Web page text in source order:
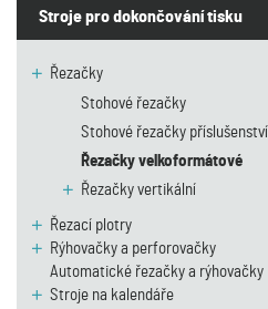
Stroje pro dokončování tisku
Řezačky
Stohové řezačky
Stohové řezačky příslušenství
Řezačky velkoformátové
Řezačky vertikální
Řezací plotry
Rýhovačky a perforovačky
Automatické řezačky a rýhovačky
Stroje na kalendáře